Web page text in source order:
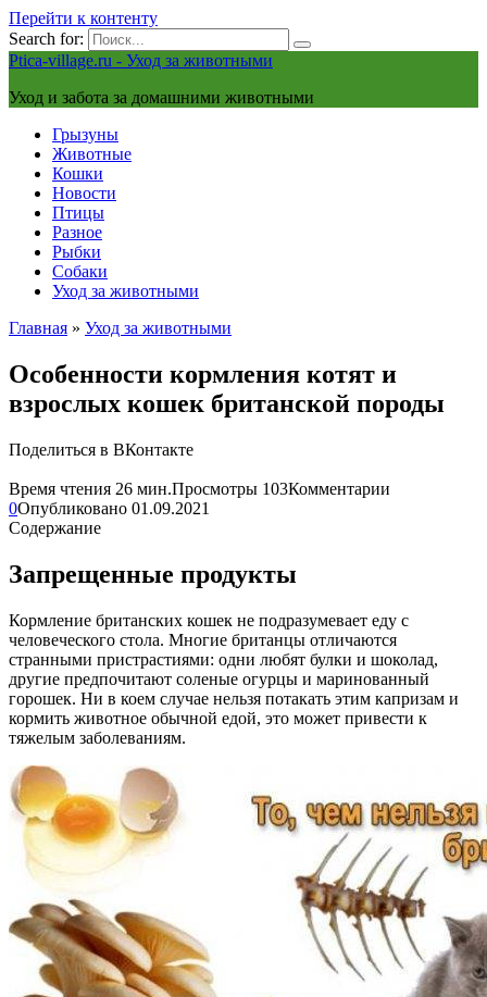
Перейти к контенту
Search for:
Ptica-village.ru - Уход за животными
Уход и забота за домашними животными
Грызуны
Животные
Кошки
Новости
Птицы
Разное
Рыбки
Собаки
Уход за животными
Главная » Уход за животными
Особенности кормления котят и
взрослых кошек британской породы
Поделиться в ВКонтакте
Время чтения 26 мин.Просмотры 103Комментарии
0Опубликовано 01.09.2021
Содержание
Запрещенные продукты
Кормление британских кошек не подразумевает еду с
человеческого стола. Многие британцы отличаются
странными пристрастиями: одни любят булки и шоколад,
другие предпочитают соленые огурцы и маринованный
горошек. Ни в коем случае нельзя потакать этим капризам и
кормить животное обычной едой, это может привести к
тяжелым заболеваниям.